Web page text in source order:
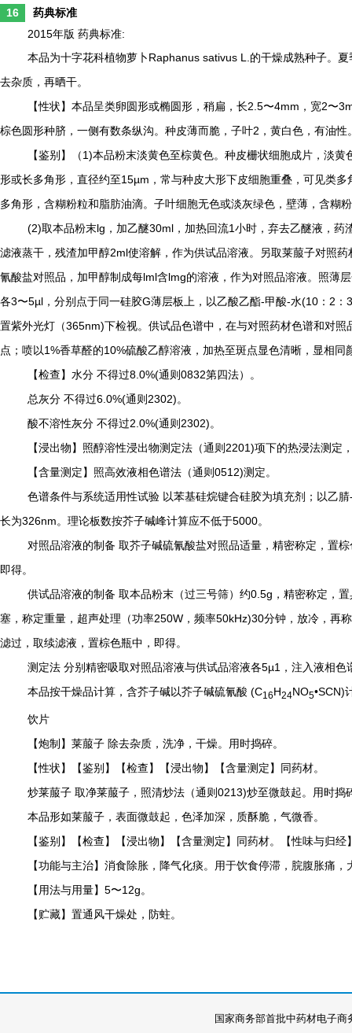
16
药典标准
2015年版 药典标准:
本品为十字花科植物萝卜 Raphanus sativus L. 的干燥成熟种子。
去杂质，再晒干。
【性状】本品呈类卵圆形或椭圆形，稍扁，长2.5〜4mm ，宽2〜
棕色圆形种脐，一侧有数条纵沟。种皮薄而脆，子叶2 ，黄白色，有油
【鉴别】（ 1)本品粉末淡黄色至棕黄色。种皮栅状细胞成片，淡
形或长多角形，直径约至 15µm ，常与种皮大形下皮细胞重叠，可见类
多角形，含糊粉粒和脂肪油滴。子叶细胞无色或淡灰绿色，壁薄，含糊
(2)取本品粉末lg ，加乙醚30ml ，加热回流1 小时，弃去乙醚液，药
滤液蒸干，残渣加甲醇2ml使溶解，作为供试品溶液。另取莱菔子对照药
氰酸盐对照品，加甲醇制成每lml含lmg的溶液，作为对照品溶液。照薄
各3〜5µl ，分别点于同一硅胶G薄层板上，以乙酸乙酯-甲酸-水(10 ： 2 ：
置紫外光灯（365nm)下检视。供试品色谱中，在与对照药材色谱和对
点；喷以1%香草醛的10%硫酸乙醇溶液，加热至斑点显色清晰，显相同
【检查】水分 不得过8.0%(通则 0832第四法）。
总灰分 不得过6.0%(通则 2302)。
酸不溶性灰分 不得过2.0%(通则 2302)。
【浸出物】照醇溶性浸出物测定法（通则 2201)项下的热浸法测定
【含量测定】照高效液相色谱法（通则 0512)测定。
色谱条件与系统适用性试验 以苯基硅烷键合硅胶为填充剂；以乙腈
长为326nm。理论板数按芥子碱峰计算应不低于5000。
对照品溶液的制备 取芥子碱硫氰酸盐对照品适量，精密称定，置
即得。
供试品溶液的制备 取本品粉末（过三号筛）约0.5g ，精密称定，
塞，称定重量，超声处理（功率250W ，频率50kHz)30分钟，放冷，再
滤过，取续滤液，置棕色瓶中，即得。
测定法 分别精密吸取对照品溶液与供试品溶液各5µ1 ，注入液相
本品按干燥品计算，含芥子碱以芥子碱硫氰酸 (C16H24NO5•SCN)
饮片
【炮制】莱菔子 除去杂质，洗净，干燥。用时捣碎。
【性状】【鉴别】【检查】【浸出物】【含量测定】同药材。
炒莱菔子 取净莱菔子，照清炒法（通则 0213)炒至微鼓起。用时捣
本品形如莱菔子，表面微鼓起，色泽加深，质酥脆，气微香。
【鉴别】【检查】【浸出物】【含量测定】同药材。【性味与归
【功能与主治】消食除胀，降气化痰。用于饮食停滞，脘腹胀痛
【用法与用量】 5〜12g 。
【贮藏】置通风干燥处，防蛀。
国家商务部首批中药材电子